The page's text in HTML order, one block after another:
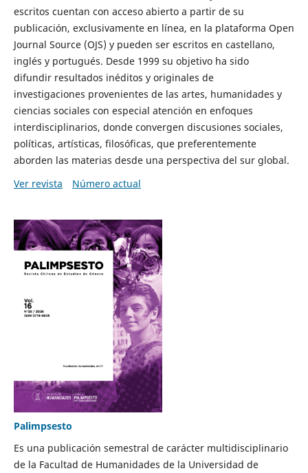
escritos cuentan con acceso abierto a partir de su
publicación, exclusivamente en línea, en la plataforma Open
Journal Source (OJS) y pueden ser escritos en castellano,
inglés y portugués. Desde 1999 su objetivo ha sido
difundir resultados inéditos y originales de
investigaciones provenientes de las artes, humanidades y
ciencias sociales con especial atención en enfoques
interdisciplinarios, donde convergen discusiones sociales,
políticas, artísticas, filosóficas, que preferentemente
aborden las materias desde una perspectiva del sur global.
Ver revista
Número actual
Palimpsesto
Es una publicación semestral de carácter multidisciplinario
de la Facultad de Humanidades de la Universidad de